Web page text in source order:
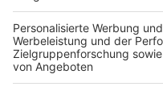
TOP-PARTNER